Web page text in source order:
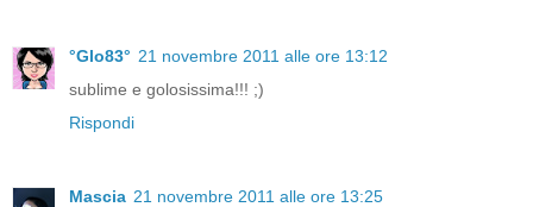
°Glo83° 21 novembre 2011 alle ore 13:12
sublime e golosissima!!! ;)
Rispondi
Mascia 21 novembre 2011 alle ore 13:25